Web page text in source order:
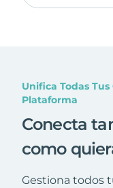
Unifica Todas
Plataforma
Conecta
como
Gestiona todos